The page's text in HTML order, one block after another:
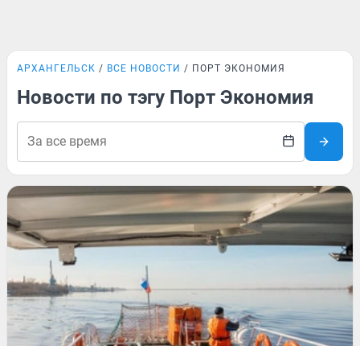
АРХАНГЕЛЬСК ВСЕ НОВОСТИ ПОРТ ЭКОНОМИЯ
Новости по тэгу Порт Экономия